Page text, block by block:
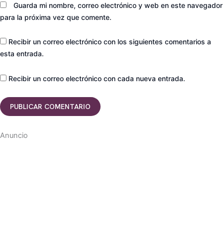
Guarda mi nombre, correo electrónico y web en este navegador
para la próxima vez que comente.
Recibir un correo electrónico con los siguientes comentarios a
esta entrada.
Recibir un correo electrónico con cada nueva entrada.
Anuncio